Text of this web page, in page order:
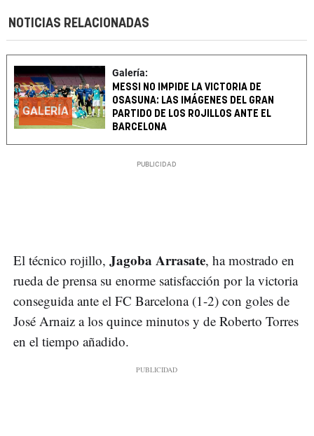
NOTICIAS RELACIONADAS
GALERÍA
Galería:
MESSI NO IMPIDE LA VICTORIA DE
OSASUNA: LAS IMÁGENES DEL GRAN
PARTIDO DE LOS ROJILLOS ANTE EL
BARCELONA
El técnico rojillo, Jagoba Arrasate, ha mostrado en
rueda de prensa su enorme satisfacción por la victoria
conseguida ante el FC Barcelona (1-2) con goles de
José Arnaiz a los quince minutos y de Roberto Torres
en el tiempo añadido.